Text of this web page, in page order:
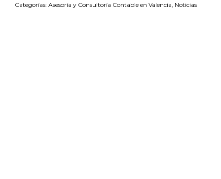
Categorías: Asesoría y Consultoría Contable en Valencia, Noticias